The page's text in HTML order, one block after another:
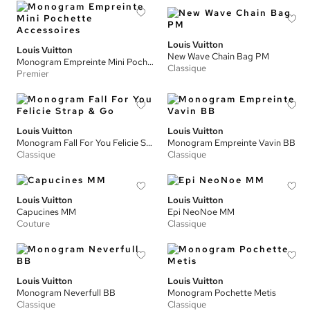
Louis Vuitton
Monogram Empreinte Mini Pochette Accessoires
Premier
Louis Vuitton
New Wave Chain Bag PM
Classique
Louis Vuitton
Monogram Fall For You Felicie Strap & Go
Classique
Louis Vuitton
Monogram Empreinte Vavin BB
Classique
Louis Vuitton
Capucines MM
Couture
Louis Vuitton
Epi NeoNoe MM
Classique
Louis Vuitton
Monogram Neverfull BB
Classique
Louis Vuitton
Monogram Pochette Metis
Classique